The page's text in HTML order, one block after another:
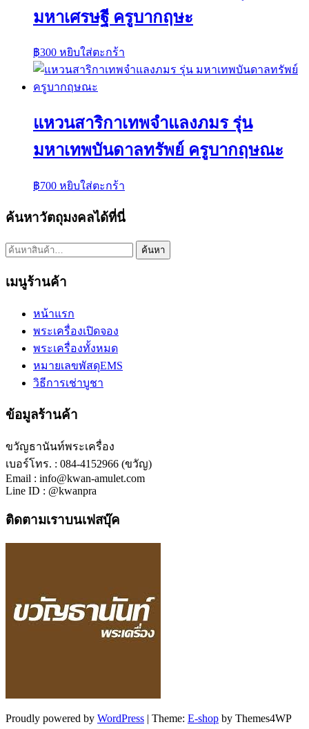
มหาเศรษฐี ครูบากฤษะ
฿300 หยิบใส่ตะกร้า
แหวนสาริกาเทพจำแลงภมร รุ่น
มหาเทพบันดาลทรัพย์ ครูบากฤษณะ
฿700 หยิบใส่ตะกร้า
ค้นหาวัตถุมงคลได้ที่นี่
ค้นหา: ค้นหา
เมนูร้านค้า
หน้าแรก
พระเครื่องเปิดจอง
พระเครื่องทั้งหมด
หมายเลขพัสดุEMS
วิธีการเช่าบูชา
ข้อมูลร้านค้า
ขวัญธานันท์พระเครื่อง
เบอร์โทร. : 084-4152966 (ขวัญ)
Email : info@kwan-amulet.com
Line ID : @kwanpra
ติดตามเราบนเฟสบุ๊ค
Proudly powered by WordPress | Theme: E-shop by Themes4WP